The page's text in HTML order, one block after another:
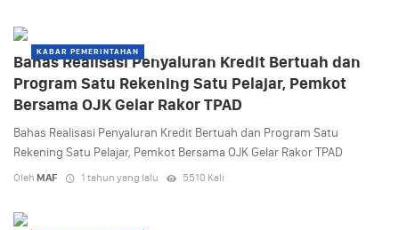
KABAR PEMERINTAHAN
Bahas Realisasi Penyaluran Kredit Bertuah dan
Program Satu Rekening Satu Pelajar, Pemkot
Bersama OJK Gelar Rakor TPAD
Bahas Realisasi Penyaluran Kredit Bertuah dan Program Satu
Rekening Satu Pelajar, Pemkot Bersama OJK Gelar Rakor TPAD
Oleh MAF 1 tahun yang lalu 5510 Kali